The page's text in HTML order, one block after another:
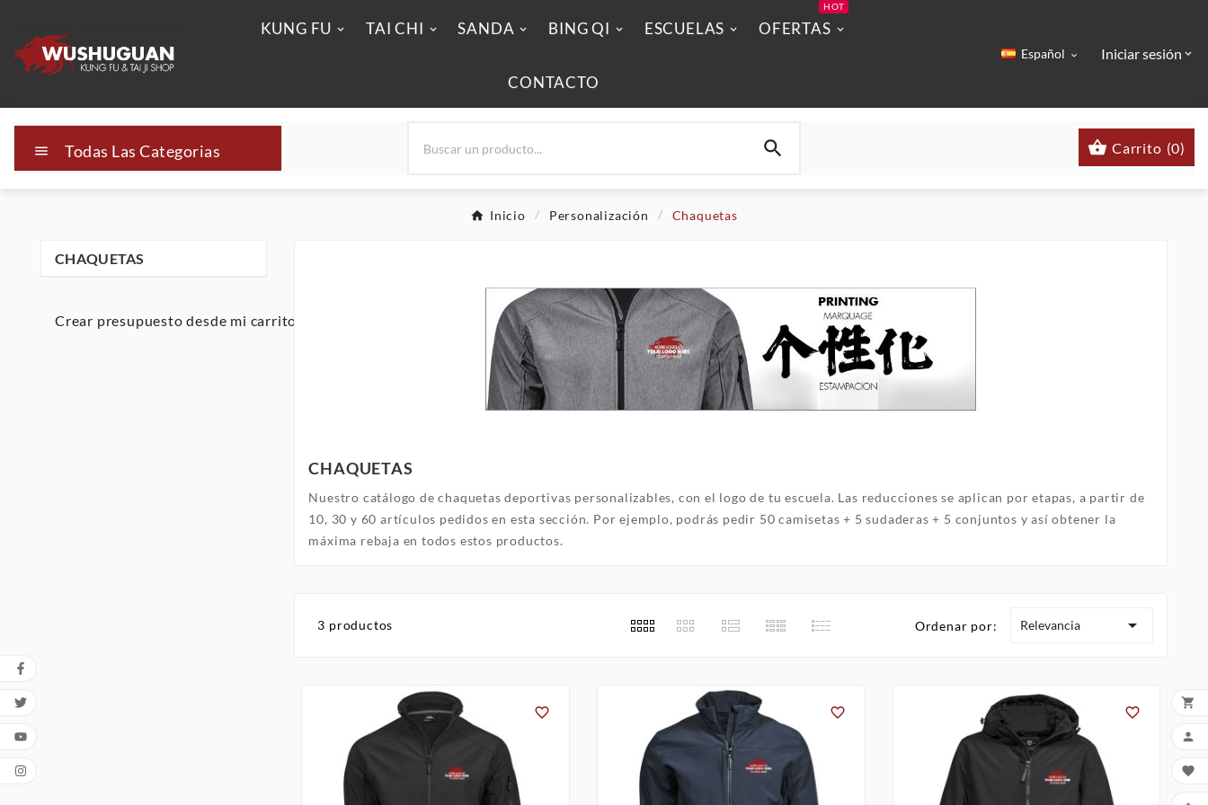
KUNG FU TAI CHI SANDA BING QI ESCUELAS OFERTAS
HOT
CONTACTO
Español  Iniciar sesión 
Todas Las Categorias
   Carrito (0)
Inicio Personalización Chaquetas
CHAQUETAS
Crear presupuesto desde mi carrito
CHAQUETAS
Nuestro catálogo de chaquetas deportivas personalizables, con el logo de tu escuela. Las reducciones se aplican por etapas, a partir de
10, 30 y 60 artículos pedidos en esta sección. Por ejemplo, podrás pedir 50 camisetas + 5 sudaderas + 5 conjuntos y así obtener la
máxima rebaja en todos estos productos.
3 productos Ordenar por: Relevancia 
  


